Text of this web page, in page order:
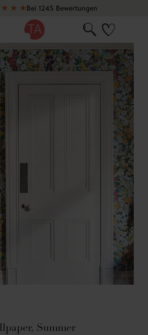
★ ★ ★Bei 1245 Bewertungen
Summer